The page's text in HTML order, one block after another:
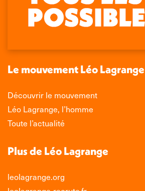
Facebook
s'ouvre
une
fenêtre
X
s'ouvre
une
fenêtre
LinkedIn
s'ouvre
une
fenêtre
Instagram
s'ouvre
une
nouvelle
fenêtre
Le mouvement Léo Lagrange
Découvrir le mouvement
Léo Lagrange, l’homme
Toute l’actualité
Plus de Léo Lagrange
leolagrange.org